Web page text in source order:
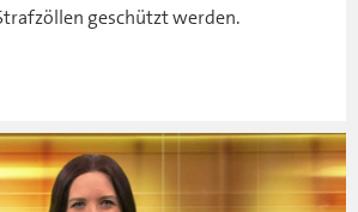
geschützt werden.